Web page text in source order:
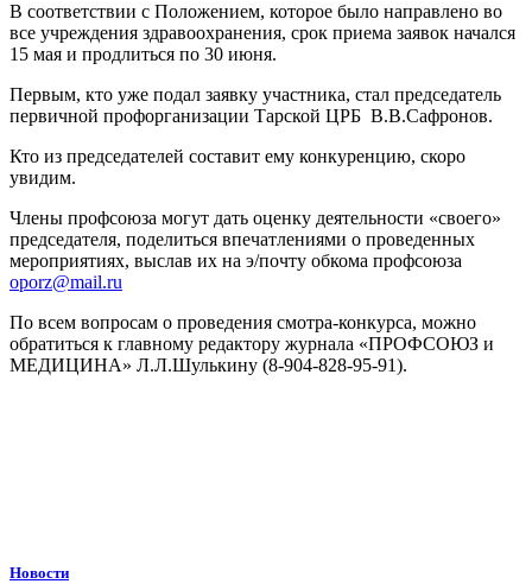
В соответствии с Положением, которое было направлено во
все учреждения здравоохранения, срок приема заявок начался
15 мая и продлиться по 30 июня.
Первым, кто уже подал заявку участника, стал председатель
первичной профорганизации Тарской ЦРБ В.В.Сафронов.
Кто из председателей составит ему конкуренцию, скоро
увидим.
Члены профсоюза могут дать оценку деятельности «своего»
председателя, поделиться впечатлениями о проведенных
мероприятиях, выслав их на э/почту обкома профсоюза
oporz@mail.ru
По всем вопросам о проведения смотра-конкурса, можно
обратиться к главному редактору журнала «ПРОФСОЮЗ и
МЕДИЦИНА» Л.Л.Шулькину (8-904-828-95-91).
Новости